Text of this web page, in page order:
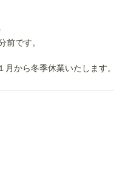
です。
月から冬季休業いたします